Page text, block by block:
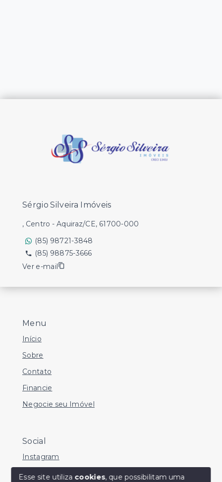
Menu
Início
Sobre
Contato
Financie
Negocie seu Imóvel
Social
Instagram
Facebook
Sérgio Silveira Imóveis
, Centro - Aquiraz/CE, 61700-000
(85) 98721-3848
(85) 98875-3666
Ver e-mail
Esse site utiliza cookies, que possibilitam uma